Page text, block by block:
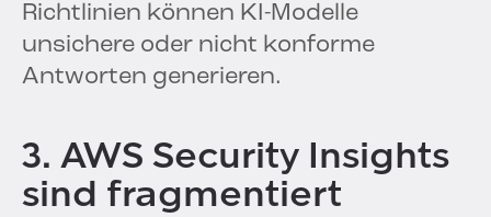
Richtlinien können KI-Modelle
unsichere oder nicht konforme
Antworten generieren.
3. AWS Security Insights
sind fragmentiert